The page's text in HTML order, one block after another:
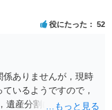
役にたった 52
ありませんが，現時
いるようですので，
遺産分割により，母の